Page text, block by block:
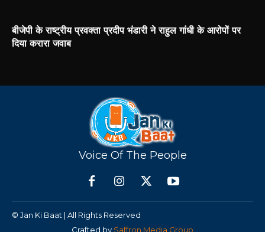
बीजेपी के राष्ट्रीय प्रवक्ता प्रदीप भंडारी ने राहुल गांधी के आरोपों पर
दिया करारा जवाब
Voice Of The People
© Jan Ki Baat | All Rights Reserved
Crafted by Saffron Media Group